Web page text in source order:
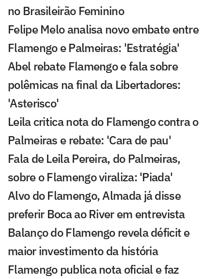
no Brasileirão Feminino
Felipe Melo analisa novo embate entre
Flamengo e Palmeiras: 'Estratégia'
Abel rebate Flamengo e fala sobre
polêmicas na final da Libertadores:
'Asterisco'
Leila critica nota do Flamengo contra o
Palmeiras e rebate: 'Cara de pau'
Fala de Leila Pereira, do Palmeiras,
sobre o Flamengo viraliza: 'Piada'
Alvo do Flamengo, Almada já disse
preferir Boca ao River em entrevista
Balanço do Flamengo revela déficit e
maior investimento da história
Flamengo publica nota oficial e faz